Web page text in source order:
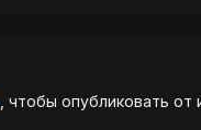
, чтобы опубликовать от